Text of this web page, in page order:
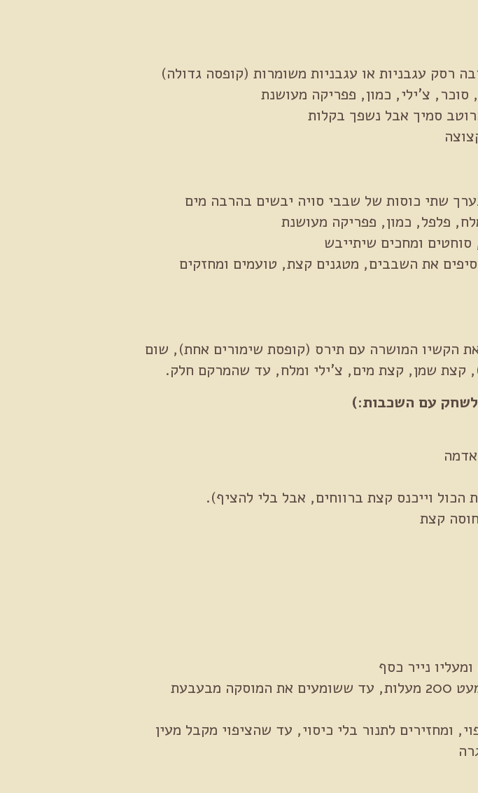
רסק עגבניות או עגבניות משומרות (קופסה גדולה)
צ'ילי, כמון, פפריקה מעושנת
סמיך אבל נשפך בקלות
דקות בערך שתי כוסות של שבבי סויה יבשים בהרבה מים
פלפל, כמון, פפריקה מעושנת
ומחכים שיתייבש
את השבבים, מטגנים קצת, טועמים ומחזקים
הקשיו המושרה עם תירס (קופסת שימורים אחת), שום
קצת שמן, קצת מים, צ'ילי ומלח, עד שהמרקם חלק.
עם השכבות:)
וייכנס קצת ברווחים, אבל בלי להציף).
קצת
נייר כסף
מכניסים לתנור על כמעט 200 מעלות, עד ששומעים את המוסקה מבעבעת
ומחזירים לתנור בלי כיסוי, עד שהציפוי מקבל מעין